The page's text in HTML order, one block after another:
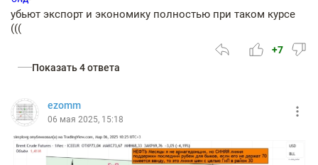
убьют экспорт и экономику полностью при таком курсе
(((
+7
Показать 4 ответа
ezomm
06 мая 2025, 15:18